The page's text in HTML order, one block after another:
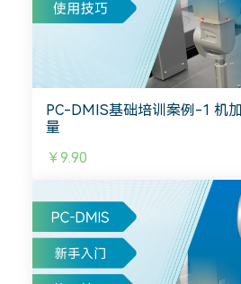
PC-DMIS基础培训案例-1 机
量
￥9.90